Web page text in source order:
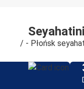
/ - Płońsk